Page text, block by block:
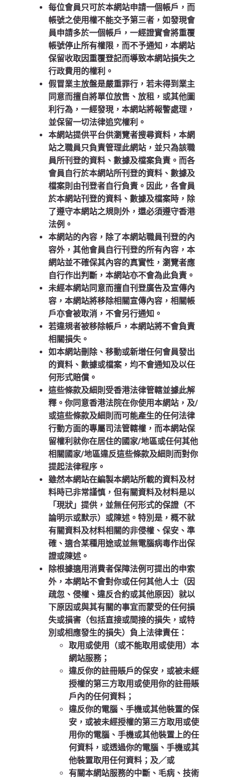
每位會員只可於本網站申請一個帳戶，而
帳號之使用權不能交予第三者，如發現會
員申請多於一個帳戶，一經證實會將重覆
帳號停止所有權限，而不予通知，本網站
保留收取因重覆登記而導致本網站損失之
行政費用的權利。
假冒業主放盤是嚴重罪行，若未得到業主
同意而擅自將單位放售、放租，或其他圖
利行為，一經發現，本網站將報警處理，
並保留一切法律追究權利。
本網站提供平台供瀏覽者搜尋資料，本網
站之職員只負責管理此網站，並只為該職
員所刊登的資料、數據及檔案負責。而各
會員自行於本網站所刊登的資料、數據及
檔案則由刊登者自行負責。因此，各會員
於本網站刊登的資料、數據及檔案時，除
了遵守本網站之規則外，還必須遵守香港
法例。
本網站的內容，除了本網站職員刊登的內
容外，其他會員自行刊登的所有內容，本
網站並不確保其內容的真實性，瀏覽者應
自行作出判斷，本網站亦不會為此負責。
未經本網站同意而擅自刊登廣告及宣傳內
容，本網站將移除相關宣傳內容，相關帳
戶亦會被取消，不會另行通知。
若違規者被移除帳戶，本網站將不會負責
相關損失。
如本網站刪除、移動或新增任何會員發出
的資料、數據或檔案，均不會通知及以任
何形式賠償。
這些條款及細則受香港法律管轄並據此解
釋。你同意香港法院在你使用本網站，及/
或這些條款及細則而可能產生的任何法律
行動方面的專屬司法管轄權，而本網站保
留權利就你在居住的國家/地區或任何其他
相關國家/地區違反這些條款及細則而對你
提起法律程序。
雖然本網站在編製本網站所載的資料及材
料時已非常謹慎，但有關資料及材料是以
「現狀」提供，並無任何形式的保證（不
論明示或默示）或陳述。特別是，概不就
有關資料及材料相關的非侵權、保安、準
確、適合某種用途或並無電腦病毒作出保
證或陳述。
除根據適用消費者保障法例可提出的申索
外，本網站不會對你或任何其他人士（因
疏忽、侵權、違反合約或其他原因）就以
下原因或與其有關的事宜而蒙受的任何損
失或損害（包括直接或間接的損失，或特
別或相應發生的損失）負上法律責任：
取用或使用（或不能取用或使用）本
網站服務；
違反你的註冊賬戶的保安，或被未經
授權的第三方取用或使用你的註冊賬
戶內的任何資料；
違反你的電腦、手機或其他裝置的保
安，或被未經授權的第三方取用或使
用你的電腦、手機或其他裝置上的任
何資料，或透過你的電腦、手機或其
他裝置取用任何資料；及／或
有關本網站服務的中斷、毛病、技術